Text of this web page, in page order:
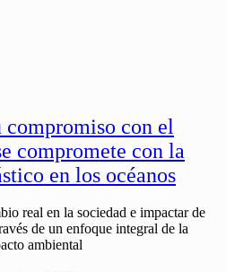
con el
compromete con la
en los océanos
real en la sociedad e impactar de
de un enfoque integral de la
ambiental